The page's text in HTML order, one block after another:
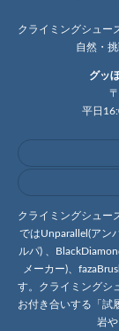
クライミングシュー
自然・
グッ
平日
クライミングシュー
ではUnparallel(アン
ルパ) 、
メーカー)、
す。クライミングシ
お付き合いする「試
岩